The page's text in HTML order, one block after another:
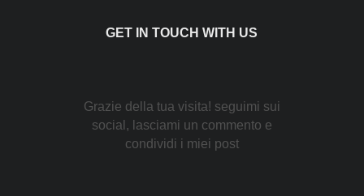
GET IN TOUCH WITH US
Grazie della tua visita! seguimi sui
social, lasciami un commento e
condividi i miei post